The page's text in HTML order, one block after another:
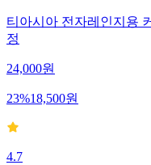
티아시아 전자레인지용
정
24,000원
23%18,500원
4.7